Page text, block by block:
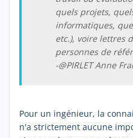
quels projets,
informatiques,
etc.), voire lettres
personnes de
-@PIRLET Anne
Pour un ingénieur, la
n'a strictement aucune